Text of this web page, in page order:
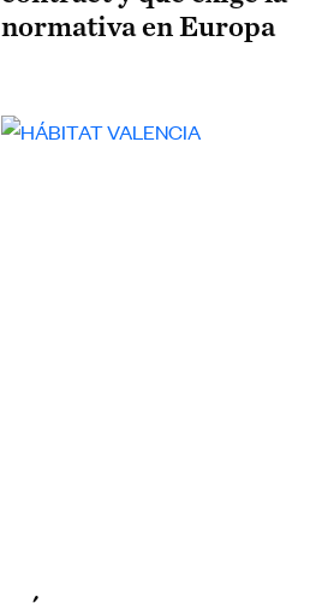
normativa en Europa